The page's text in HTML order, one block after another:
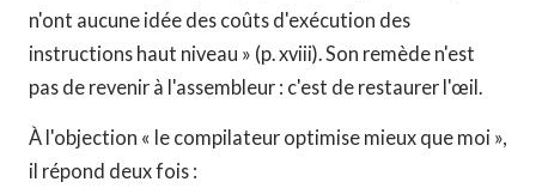
n'ont aucune idée des coûts d'exécution des
instructions haut niveau » (p. xviii). Son remède n'est
pas de revenir à l'assembleur : c'est de restaurer l'œil.
À l'objection « le compilateur optimise mieux que moi »,
il répond deux fois :